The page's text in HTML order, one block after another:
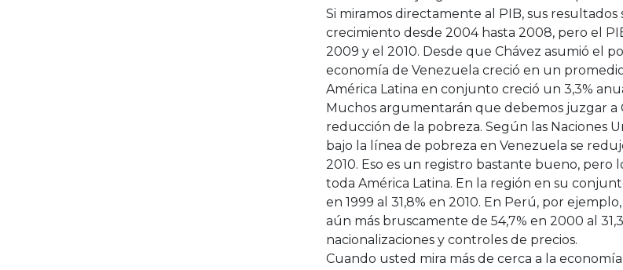
Si miramos directamente al PIB, sus
crecimiento desde 2004 hasta 2008, pero el
2009 y el 2010. Desde que Chávez asumió el
economía de Venezuela creció en un
América Latina en conjunto creció un 3,3%
Muchos argumentarán que debemos juzgar a
reducción de la pobreza. Según las Naciones
bajo la línea de pobreza en Venezuela se
2010. Eso es un registro bastante bueno, pero
toda América Latina. En la región en su
en 1999 al 31,8% en 2010. En Perú, por
aún más bruscamente de 54,7% en 2000 al
nacionalizaciones y controles de precios.
Cuando usted mira más de cerca a la